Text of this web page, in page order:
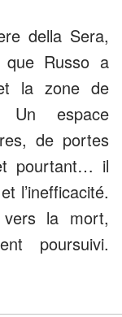
della Sera,
Russo a
la zone de
Un espace
de portes
pourtant… il
l’inefficacité.
la mort,
poursuivi.